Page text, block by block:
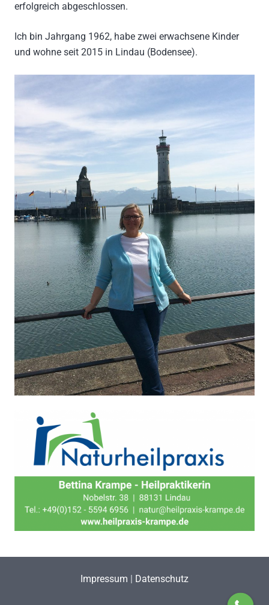
erfolgreich abgeschlossen.
Ich bin Jahrgang 1962, habe zwei erwachsene Kinder
und wohne seit 2015 in Lindau (Bodensee).
Impressum | Datenschutz